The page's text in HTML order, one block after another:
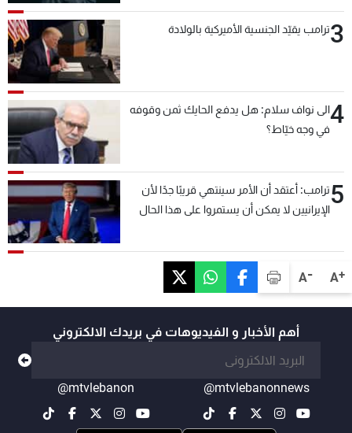
A+
A-
3ترامب يقيّد الجنسية الأميركية بالولادة
4الى نواف سلام: هل يدفع الحايك ثمن وقوفه
في وجه خيّاط؟
5ترامب: أعتقد أن الأمر سينتهي قريبًا جدًا لأن
الإيرانيين لا يمكن أن يستمروا على هذا الحال
أهم الأخبار و الفيديوهات في بريدك الالكتروني
@mtvlebanonnews
@mtvlebanon